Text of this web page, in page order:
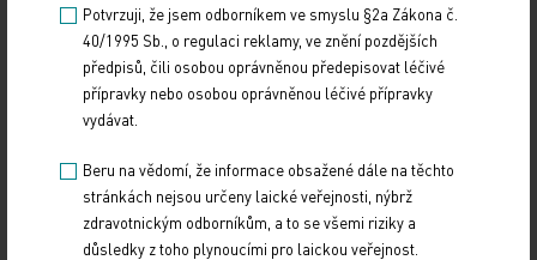
Doporučené
19. světový kongres Controversies in Neurology
(CONy)
10. 3. 2025
19. světový kongres Controversies in Neurology (CONy)
se bude konat v termínu 20.–22. března 2025 v Praze.
Potvrzuji, že jsem odborníkem ve smyslu §2a Zákona č.
40/1995 Sb., o regulaci reklamy, ve znění pozdějších
předpisů, čili osobou oprávněnou předepisovat léčivé
přípravky nebo osobou oprávněnou léčivé přípravky
vydávat.
Beru na vědomí, že informace obsažené dále na těchto
stránkách nejsou určeny laické veřejnosti, nýbrž
zdravotnickým odborníkům, a to se všemi riziky a
důsledky z toho plynoucími pro laickou veřejnost.